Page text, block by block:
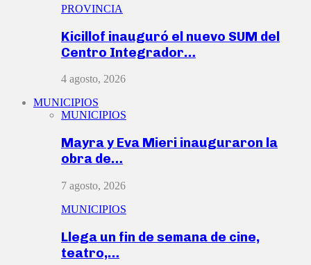
PROVINCIA
Kicillof inauguró el nuevo SUM del
Centro Integrador…
4 agosto, 2026
MUNICIPIOS
MUNICIPIOS
Mayra y Eva Mieri inauguraron la
obra de…
7 agosto, 2026
MUNICIPIOS
Llega un fin de semana de cine,
teatro,…